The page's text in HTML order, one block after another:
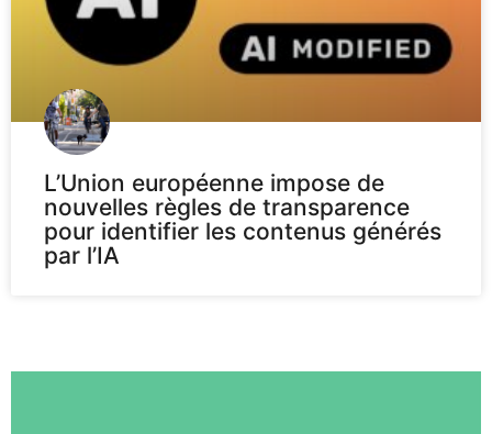
L’Union européenne impose de
nouvelles règles de transparence
pour identifier les contenus générés
par l’IA